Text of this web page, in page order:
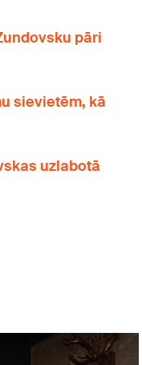
pāri
sievietēm, kā
uzlabotā